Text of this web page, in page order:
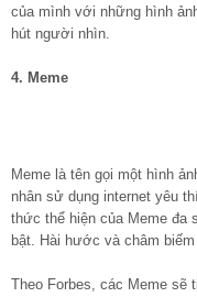
của mình với những hình
hút người nhìn.
4. Meme
Meme là tên gọi một hình
nhân sử dụng internet yêu
thức thể hiện của Meme đa
bật. Hài hước và châm
Theo Forbes, các Meme sẽ